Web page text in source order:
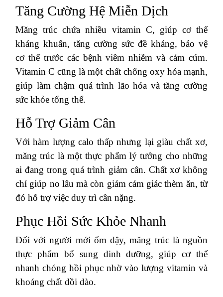
Tăng Cường Hệ Miễn Dịch
Măng trúc chứa nhiều vitamin C, giúp cơ thể
kháng khuẩn, tăng cường sức đề kháng, bảo vệ
cơ thể trước các bệnh viêm nhiễm và cảm cúm.
Vitamin C cũng là một chất chống oxy hóa mạnh,
giúp làm chậm quá trình lão hóa và tăng cường
sức khỏe tổng thể.
Hỗ Trợ Giảm Cân
Với hàm lượng calo thấp nhưng lại giàu chất xơ,
măng trúc là một thực phẩm lý tưởng cho những
ai đang trong quá trình giảm cân. Chất xơ không
chỉ giúp no lâu mà còn giảm cảm giác thèm ăn, từ
đó hỗ trợ việc duy trì cân nặng.
Phục Hồi Sức Khỏe Nhanh
Đối với người mới ốm dậy, măng trúc là nguồn
thực phẩm bổ sung dinh dưỡng, giúp cơ thể
nhanh chóng hồi phục nhờ vào lượng vitamin và
khoáng chất dồi dào.